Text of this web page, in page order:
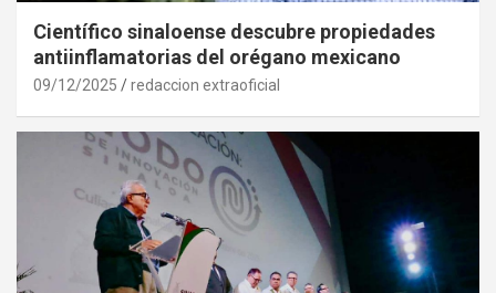
Científico sinaloense descubre propiedades
antiinflamatorias del orégano mexicano
09/12/2025 redaccion extraoficial